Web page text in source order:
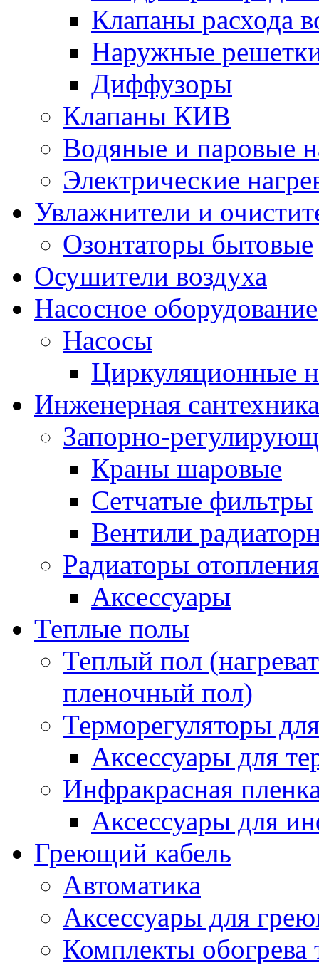
Клапаны расхода
Наружные
Диффузоры
Клапаны КИВ
Водяные и паровые
Электрические
Увлажнители и
Озонтаторы бытовые
Осушители воздуха
Насосное оборудование
Насосы
Циркуляционные
Инженерная сантехника
Запорно-
Краны шаровые
Сетчатые фильтры
Вентили
Радиаторы отопления
Аксессуары
Теплые полы
Теплый пол
пленочный пол)
Терморегуляторы
Аксессуары для
Инфракрасная
Аксессуары для
Греющий кабель
Автоматика
Аксессуары для
Комплекты обогрева